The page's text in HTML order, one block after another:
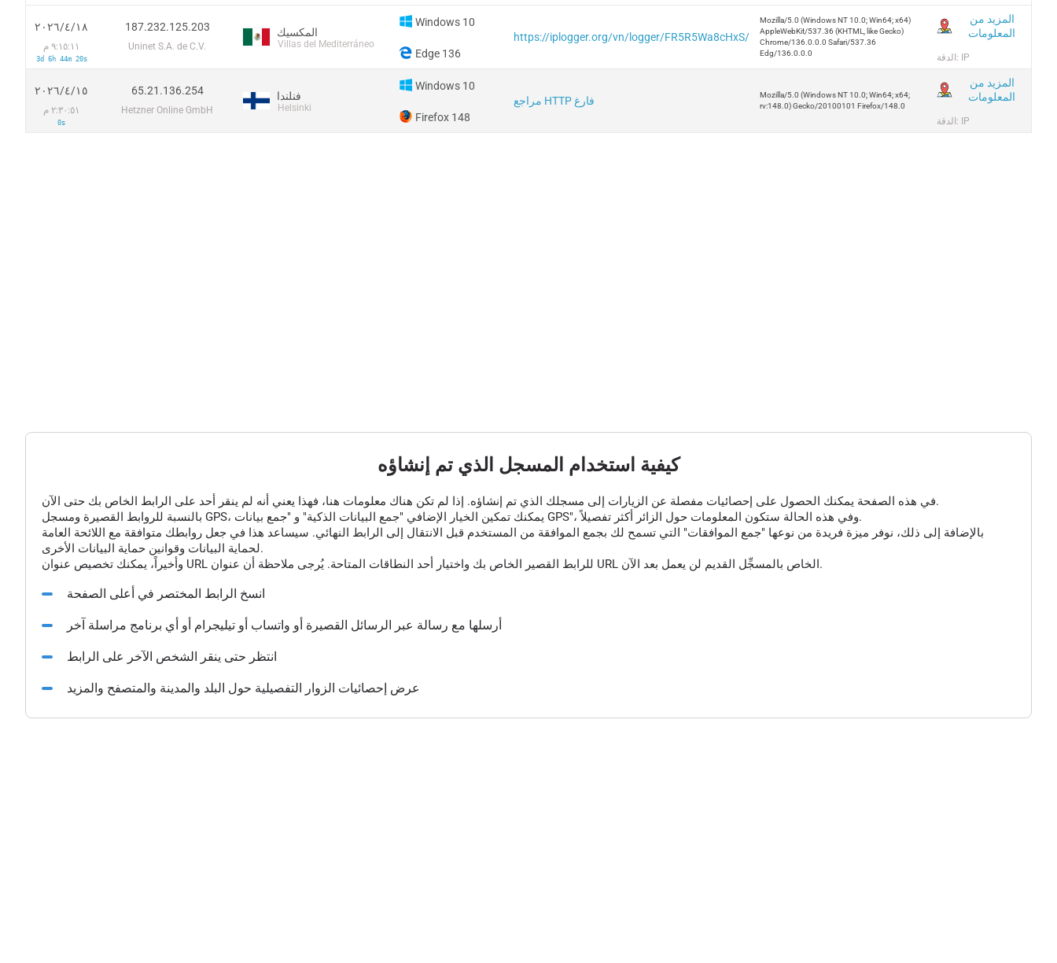
١٨‏/٤‏/٢٠٢٦
٩:١٥:١١ م
3d 6h 44m 20s
187.232.125.203
Uninet S.A. de C.V.
المكسيك
Villas del Mediterráneo
Windows 10
Edge 136
https://iplogger.org/vn/logger/FR5R5Wa8cHxS/
Mozilla/5.0 (Windows NT 10.0; Win64; x64)
AppleWebKit/537.36 (KHTML, like Gecko)
Chrome/136.0.0.0 Safari/537.36
Edg/136.0.0.0
المزيد من
المعلومات
الدقة: IP
١٥‏/٤‏/٢٠٢٦
٢:٣٠:٥١ م
0s
65.21.136.254
Hetzner Online GmbH
فنلندا
Helsinki
Windows 10
Firefox 148
مراجع HTTP فارغ
Mozilla/5.0 (Windows NT 10.0; Win64; x64;
rv:148.0) Gecko/20100101 Firefox/148.0
المزيد من
المعلومات
الدقة: IP
كيفية استخدام المسجل الذي تم إنشاؤه
في هذه الصفحة يمكنك الحصول على إحصائيات مفصلة عن الزيارات إلى مسجلك الذي تم إنشاؤه. إذا لم تكن هناك معلومات هنا، فهذا يعني أنه لم ينقر أحد على الرابط الخاص بك حتى الآن.
بالنسبة للروابط القصيرة ومسجل GPS، يمكنك تمكين الخيار الإضافي "جمع البيانات الذكية" و "جمع بيانات GPS"، وفي هذه الحالة ستكون المعلومات حول الزائر أكثر تفصيلاً.
بالإضافة إلى ذلك، نوفر ميزة فريدة من نوعها "جمع الموافقات" التي تسمح لك بجمع الموافقة من المستخدم قبل الانتقال إلى الرابط النهائي. سيساعد هذا في جعل روابطك متوافقة مع اللائحة العامة
لحماية البيانات وقوانين حماية البيانات الأخرى.
وأخيراً، يمكنك تخصيص عنوان URL للرابط القصير الخاص بك واختيار أحد النطاقات المتاحة. يُرجى ملاحظة أن عنوان URL الخاص بالمسجِّل القديم لن يعمل بعد الآن.
انسخ الرابط المختصر في أعلى الصفحة
أرسلها مع رسالة عبر الرسائل القصيرة أو واتساب أو تيليجرام أو أي برنامج مراسلة آخر
انتظر حتى ينقر الشخص الآخر على الرابط
عرض إحصائيات الزوار التفصيلية حول البلد والمدينة والمتصفح والمزيد